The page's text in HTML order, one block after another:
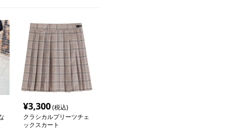
¥3,300(税込)
クラシカルプリーツチェ
ックスカート